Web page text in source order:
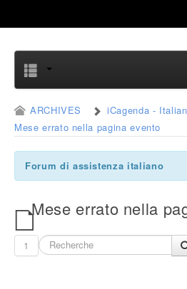
ARCHIVES
iCagenda -
Mese errato nella pagina evento
Forum di assistenza italiano
Mese errato nella
1